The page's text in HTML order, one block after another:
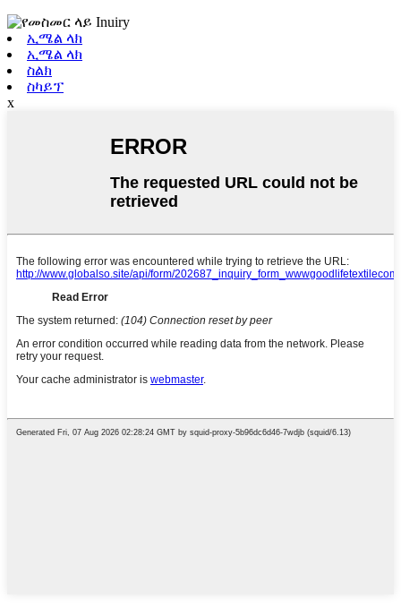
ኢሜል ላክ
ኢሜል ላክ
ስልክ
ስካይፕ
x